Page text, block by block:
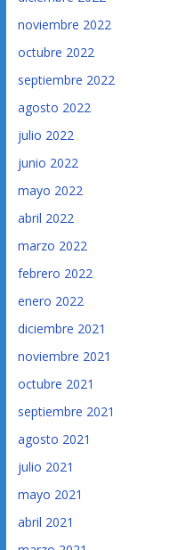
noviembre 2022
octubre 2022
septiembre 2022
agosto 2022
julio 2022
junio 2022
mayo 2022
abril 2022
marzo 2022
febrero 2022
enero 2022
diciembre 2021
noviembre 2021
octubre 2021
septiembre 2021
agosto 2021
julio 2021
mayo 2021
abril 2021